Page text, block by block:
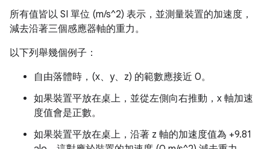
所有值皆以 SI 單位 (m/s^2) 表示，並測量裝置的加速度，
減去沿著三個感應器軸的重力。
以下列舉幾個例子：
自由落體時，(x、y、z) 的範數應接近 0。
如果裝置平放在桌上，並從左側向右推動，x 軸加速
度值會是正數。
如果裝置平放在桌上，沿著 z 軸的加速度值為 +9.81